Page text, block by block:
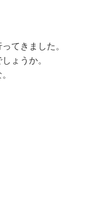
てきました。
ょうか。